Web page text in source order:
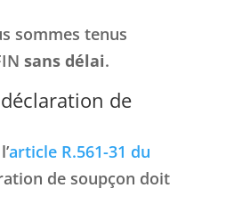
sommes tenus
sans délai.
de
article R.561-31 du
de soupçon doit